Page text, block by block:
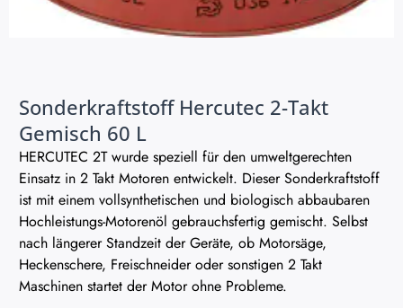
Sonderkraftstoff Hercutec 2-Takt
Gemisch 60 L
HERCUTEC 2T wurde speziell für den umweltgerechten
Einsatz in 2 Takt Motoren entwickelt. Dieser Sonderkraftstoff
ist mit einem vollsynthetischen und biologisch abbaubaren
Hochleistungs-Motorenöl gebrauchsfertig gemischt. Selbst
nach längerer Standzeit der Geräte, ob Motorsäge,
Heckenschere, Freischneider oder sonstigen 2 Takt
Maschinen startet der Motor ohne Probleme.